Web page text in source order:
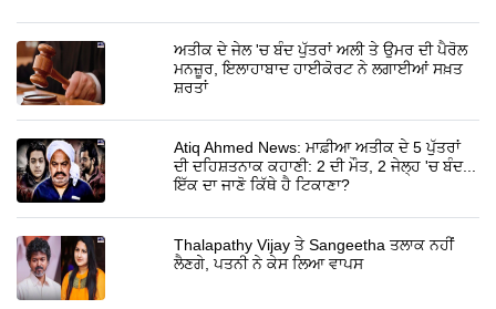
ਅਤੀਕ ਦੇ ਜੇਲ 'ਚ ਬੰਦ ਪੁੱਤਰਾਂ ਅਲੀ ਤੇ ਉਮਰ ਦੀ ਪੈਰੋਲ
ਮਨਜ਼ੂਰ, ਇਲਾਹਾਬਾਦ ਹਾਈਕੋਰਟ ਨੇ ਲਗਾਈਆਂ ਸਖ਼ਤ
ਸ਼ਰਤਾਂ
Atiq Ahmed News: ਮਾਫ਼ੀਆ ਅਤੀਕ ਦੇ 5 ਪੁੱਤਰਾਂ
ਦੀ ਦਹਿਸ਼ਤਨਾਕ ਕਹਾਣੀ: 2 ਦੀ ਮੌਤ, 2 ਜੇਲ੍ਹ 'ਚ ਬੰਦ...
ਇੱਕ ਦਾ ਜਾਣੋ ਕਿੱਥੇ ਹੈ ਟਿਕਾਣਾ?
Thalapathy Vijay ਤੇ Sangeetha ਤਲਾਕ ਨਹੀਂ
ਲੈਣਗੇ, ਪਤਨੀ ਨੇ ਕੇਸ ਲਿਆ ਵਾਪਸ